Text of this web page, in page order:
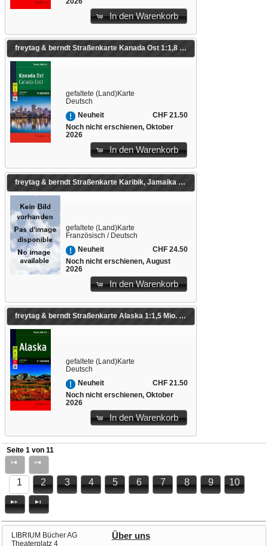
In den Warenkorb
freytag & berndt Straßenkarte Kanada Ost 1:1,8 Mio. 1:1'800'000
gefaltete (Land)Karte
Deutsch
Neuheit
CHF 21.50
Noch nicht erschienen, Oktober
2026
In den Warenkorb
freytag & berndt Straßenkarte Karibik, Jamaika - Haiti - Dominikanische Republik - Puerto Rico 1:1,8 Mio. 1:1'800'000
gefaltete (Land)Karte
Französisch / Deutsch
Neuheit
CHF 24.50
Noch nicht erschienen, August
2026
In den Warenkorb
freytag & berndt Straßenkarte Alaska 1:1,5 Mio. 1:1'500'000
gefaltete (Land)Karte
Deutsch
Neuheit
CHF 21.50
Noch nicht erschienen, Oktober
2026
In den Warenkorb
Seite 1 von 11
1 2 3 4 5 6 7 8 9 10
LIBRIUM Bücher AG
Theaterplatz 4
Über uns